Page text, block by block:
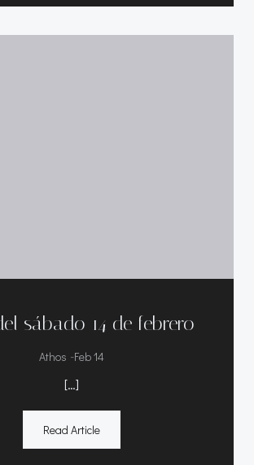
sábado 14 de febrero
Athos -Feb 14
[…]
Read Article